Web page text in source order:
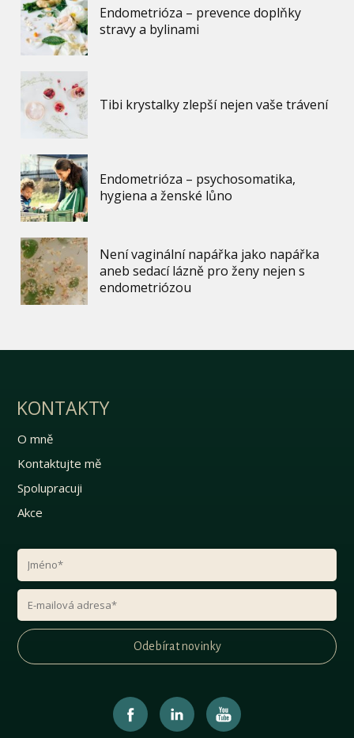
Endometrióza – prevence doplňky
stravy a bylinami
Tibi krystalky zlepší nejen vaše trávení
Endometrióza – psychosomatika,
hygiena a ženské lůno
Není vaginální napářka jako napářka
aneb sedací lázně pro ženy nejen s
endometriózou
KONTAKTY
O mně
Kontaktujte mě
Spolupracuji
Akce
Odebírat novinky